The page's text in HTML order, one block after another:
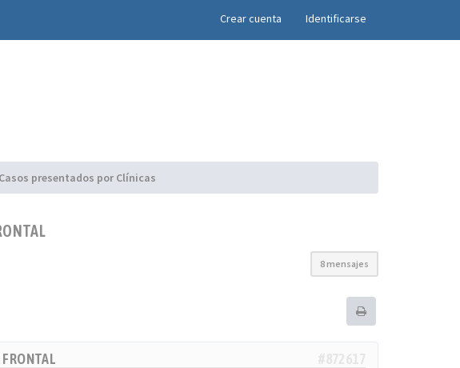
Crear cuenta Identificarse ×
presentados por Clínicas
8 mensajes